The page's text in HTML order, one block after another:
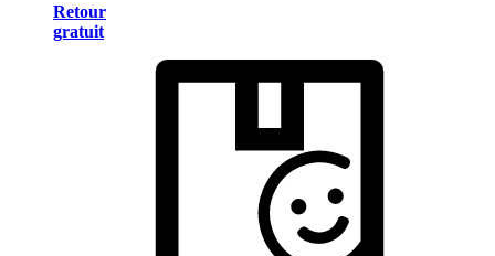
Retour
gratuit